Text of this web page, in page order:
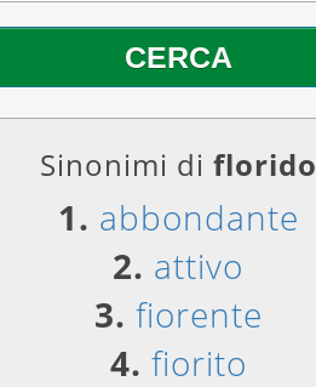
Sinonimi di florido
1. abbondante
2. attivo
3. fiorente
4. fiorito